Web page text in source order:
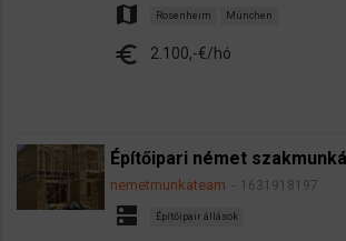
map Rosenheim München
euro 2.100,-€/hó
Építőipari német
nemetmunkateam 1631918197
dns Építőipair állások